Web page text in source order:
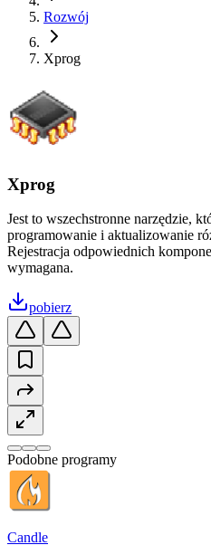
Rozwój
Xprog
Xprog
Jest to wszechstronne narzędzie,
programowanie i aktualizowanie
Rejestracja odpowiednich
wymagana.
pobierz
Podobne programy
Candle